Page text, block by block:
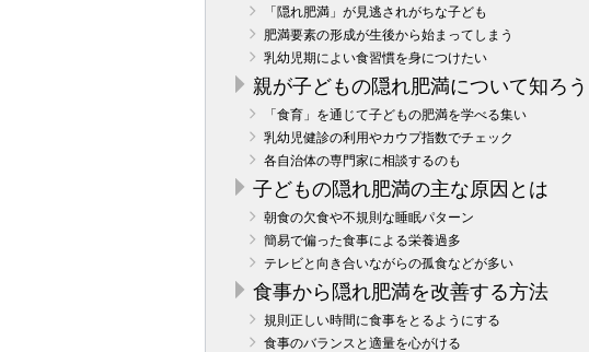
「隠れ肥満」が見逃されがちな子ども
肥満要素の形成が生後から始まってしまう
乳幼児期によい食習慣を身につけたい
親が子どもの隠れ肥満について知ろう
「食育」を通じて子どもの肥満を学べる集い
乳幼児健診の利用やカウプ指数でチェック
各自治体の専門家に相談するのも
子どもの隠れ肥満の主な原因とは
朝食の欠食や不規則な睡眠パターン
簡易で偏った食事による栄養過多
テレビと向き合いながらの孤食などが多い
食事から隠れ肥満を改善する方法
規則正しい時間に食事をとるようにする
食事のバランスと適量を心がける